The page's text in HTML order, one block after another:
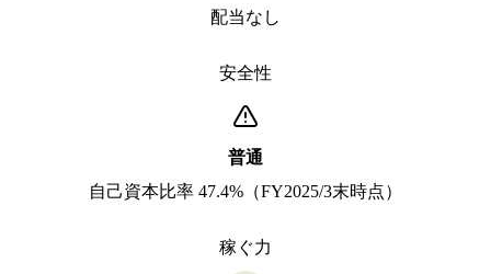
配当なし
安全性
普通
自己資本比率 47.4%（FY2025/3末時点）
稼ぐ力